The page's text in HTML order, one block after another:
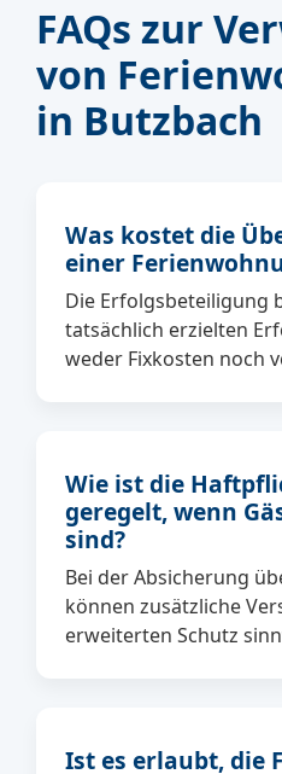
FAQs zur
von
in Butzbach
Was kostet die
einer
Die Erfolgsbeteiligung
tatsächlich erzielten
weder Fixkosten noch
Wie ist die
geregelt, wenn
sind?
Bei der Absicherung
können zusätzliche
erweiterten Schutz
Ist es erlaubt, die